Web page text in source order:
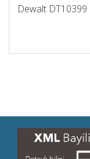
Dewalt DT10399